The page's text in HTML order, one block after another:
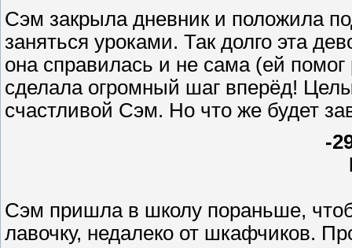
Сэм закрыла дневник и положила
заняться уроками. Так долго эта
она справилась и не сама (ей
сделала огромный шаг вперёд!
счастливой Сэм. Но что же будет
-
Сэм пришла в школу пораньше,
лавочку, недалеко от шкафчиков.